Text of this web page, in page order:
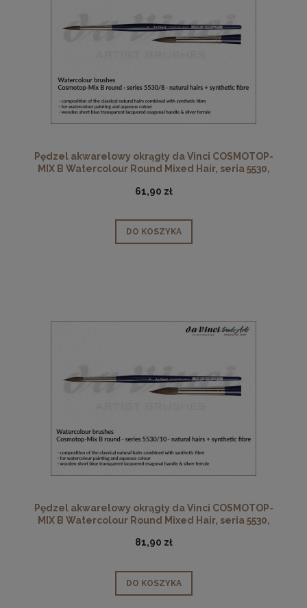
Pędzel akwarelowy okrągły da Vinci COSMOTOP-
MIX B Watercolour Round Mixed Hair, seria 5530,
61,90 zł
DO KOSZYKA
Pędzel akwarelowy okrągły da Vinci COSMOTOP-
MIX B Watercolour Round Mixed Hair, seria 5530,
81,90 zł
DO KOSZYKA